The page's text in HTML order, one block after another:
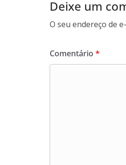
Deixe um
O seu endereço de
Comentário *